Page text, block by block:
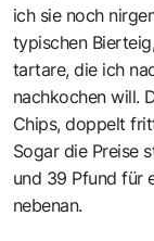
ich sie noch
typischen
tartare, die ich
nachkochen will.
Chips, doppelt
Sogar die Preise
und 39 Pfund für
nebenan.